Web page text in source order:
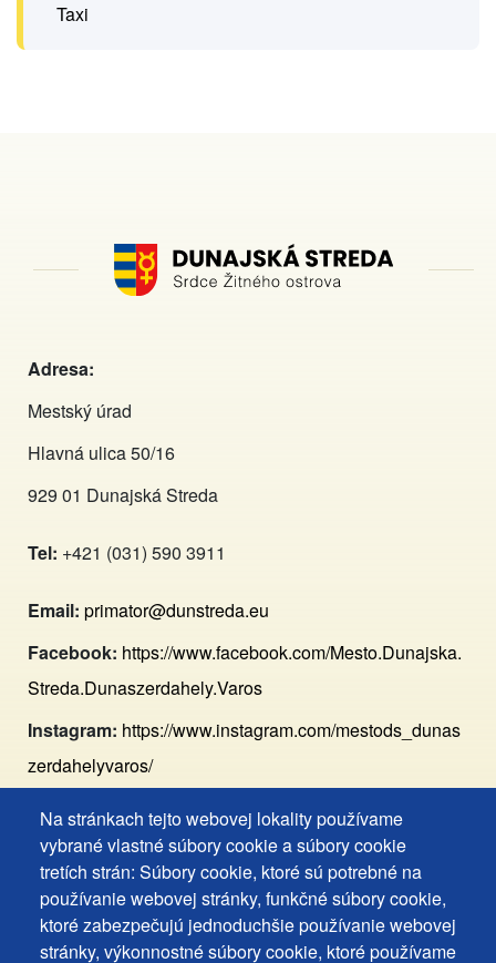
Na stránkach tejto webovej lokality používame
vybrané vlastné súbory cookie a súbory cookie
tretích strán: Súbory cookie, ktoré sú potrebné na
používanie webovej stránky, funkčné súbory cookie,
ktoré zabezpečujú jednoduchšie používanie webovej
stránky, výkonnostné súbory cookie, ktoré používame
Taxi
Adresa:
Mestský úrad
Hlavná ulica 50/16
929 01 Dunajská Streda
Tel: +421 (031) 590 3911
Email: primator@dunstreda.eu
Facebook: https://www.facebook.com/Mesto.Dunajska.
Streda.Dunaszerdahely.Varos
Instagram: https://www.instagram.com/mestods_dunas
zerdahelyvaros/
Footer
Cookies
+
Vyhlásenie o prístupnosti
Často kladené otázky
Ochrana osobných údajov
Používanie súborov cookies